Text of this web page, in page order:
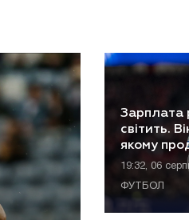
Зарплата
світить.
якому
19:32, 06
ФУТБОЛ